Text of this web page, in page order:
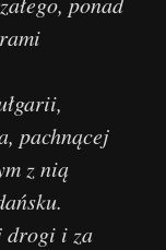
pachnącej
z nią
drogi i za